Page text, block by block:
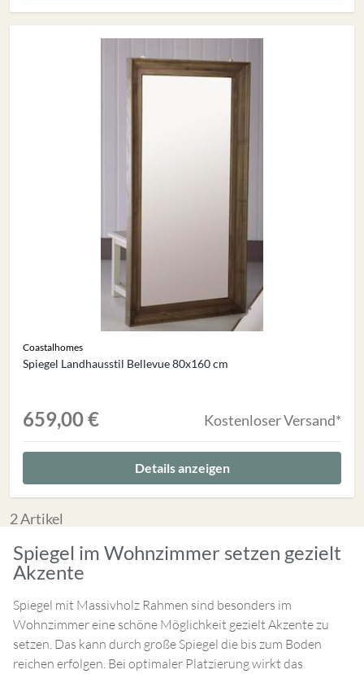
Coastalhomes
Spiegel Landhausstil Bellevue 80x160 cm
659,00 € Kostenloser Versand*
Details anzeigen
2Artikel
Spiegel im Wohnzimmer setzen gezielt
Akzente
Spiegel mit Massivholz Rahmen sind besonders im
Wohnzimmer eine schöne Möglichkeit gezielt Akzente zu
setzen. Das kann durch große Spiegel die bis zum Boden
reichen erfolgen. Bei optimaler Platzierung wirkt das